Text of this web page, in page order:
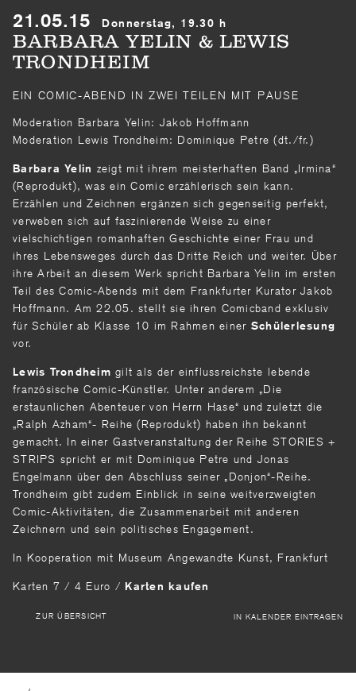
21.05.15 Donnerstag, 19.30 h
BARBARA YELIN & LEWIS
TRONDHEIM
EIN COMIC-ABEND IN ZWEI TEILEN MIT PAUSE
Moderation Barbara Yelin: Jakob Hoffmann
Moderation Lewis Trondheim: Dominique Petre (dt./fr.)
Barbara Yelin zeigt mit ihrem meisterhaften Band „Irmina“
(Reprodukt), was ein Comic erzählerisch sein kann.
Erzählen und Zeichnen ergänzen sich gegenseitig perfekt,
verweben sich auf faszinierende Weise zu einer
vielschichtigen romanhaften Geschichte einer Frau und
ihres Lebensweges durch das Dritte Reich und weiter. Über
ihre Arbeit an diesem Werk spricht Barbara Yelin im ersten
Teil des Comic-Abends mit dem Frankfurter Kurator Jakob
Hoffmann. Am 22.05. stellt sie ihren Comicband exklusiv
für Schüler ab Klasse 10 im Rahmen einer Schülerlesung
vor.
Lewis Trondheim gilt als der einflussreichste lebende
französische Comic-Künstler. Unter anderem „Die
erstaunlichen Abenteuer von Herrn Hase“ und zuletzt die
„Ralph Azham“- Reihe (Reprodukt) haben ihn bekannt
gemacht. In einer Gastveranstaltung der Reihe STORIES +
STRIPS spricht er mit Dominique Petre und Jonas
Engelmann über den Abschluss seiner „Donjon“-Reihe.
Trondheim gibt zudem Einblick in seine weitverzweigten
Comic-Aktivitäten, die Zusammenarbeit mit anderen
Zeichnern und sein politisches Engagement.
In Kooperation mit Museum Angewandte Kunst, Frankfurt
Karten 7 / 4 Euro / Karten kaufen
ZUR ÜBERSICHT IN KALENDER EINTRAGEN